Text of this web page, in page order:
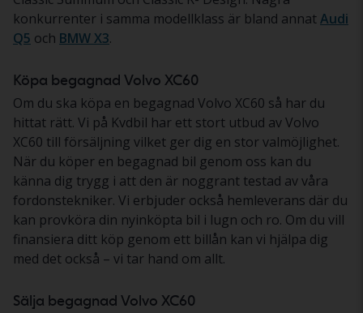
konkurrenter i samma modellklass är bland annatAudi
Q5 och BMW X3.
Köpa begagnad Volvo XC60
Om du ska köpa en begagnad Volvo XC60 så har du
hittat rätt. Vi på Kvdbil har ett stort utbud av Volvo
XC60 till försäljning vilket ger dig en stor valmöjlighet.
När du köper en begagnad bil genom oss kan du
känna dig trygg i att den är noggrant testad av våra
fordonstekniker. Vi erbjuder också hemleverans där du
kan provköra din nyinköpta bil i lugn och ro. Om du vill
finansiera ditt köp genom ett billån kan vi hjälpa dig
med det också – vi tar hand om allt.
Sälja begagnad Volvo XC60